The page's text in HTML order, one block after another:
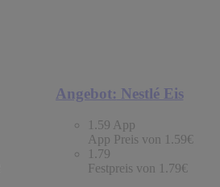
Angebot: Nestlé Eis
1.59 App
App Preis von 1.59€
1.79
Festpreis von 1.79€